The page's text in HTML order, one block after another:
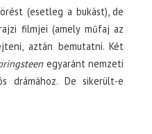
(esetleg a bukást), de
filmjei (amely műfaj az
aztán bemutatni. Két
egyaránt nemzeti
drámához. De sikerült-e